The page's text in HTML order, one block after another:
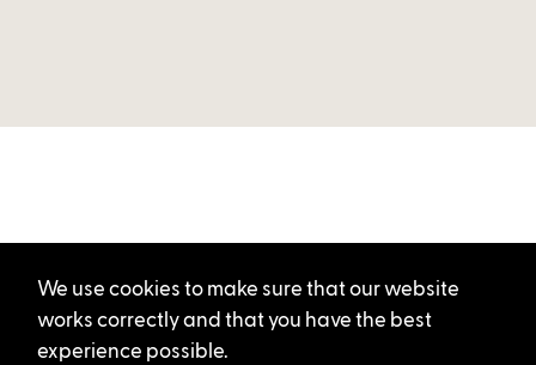
We use cookies to make sure that our website
works correctly and that you have the best
experience possible.